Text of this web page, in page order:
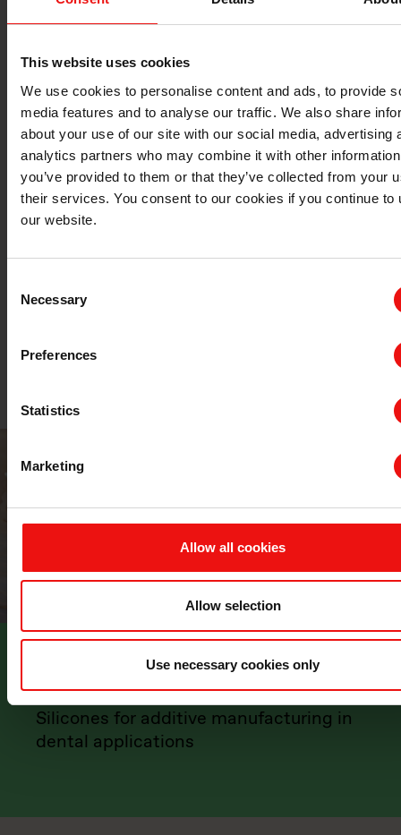
This website uses cookies
We use cookies to personalise content and ads, to provide
media features and to analyse our traffic. We also share
about your use of our site with our social media, advertising
analytics partners who may combine it with other
you’ve provided to them or that they’ve collected from your
their services. You consent to our cookies if you continue to
our website.
Selection
Necessary
Preferences
Statistics
Marketing
Allow all cookies
Allow selection
Use necessary cookies only
牙科印模
STORY
Silicones for additive manufacturing in
dental applications